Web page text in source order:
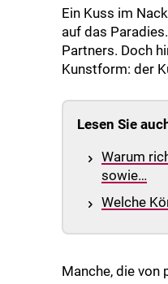
Ein Kuss im
auf das
Partners. Doch
Kunstform: der
Lesen Sie
Warum
sowie…
Welche
Manche, die von